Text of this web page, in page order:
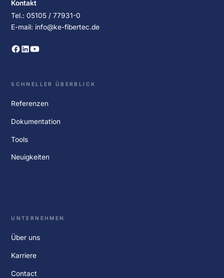
Kontakt
Tel.: 05105 / 77931-0
E-mail: info@ke-fibertec.de
SCHNELLER ÜBERBLICK
Referenzen
Dokumentation
Tools
Neuigkeiten
UNTERNEHMEN
Über uns
Karriere
Contact